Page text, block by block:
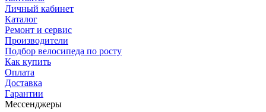
Личный кабинет
Каталог
Ремонт и сервис
Производители
Подбор велосипеда по росту
Как купить
Оплата
Доставка
Гарантии
Мессенджеры